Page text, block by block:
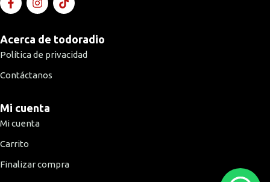
Acerca de todoradio
Política de privacidad
Contáctanos
Mi cuenta
Mi cuenta
Carrito
Finalizar compra